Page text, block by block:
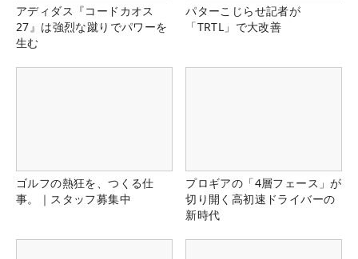
アディダス『コードカオス
27』は強烈な蹴りでパワーを
生む
パターこじらせ記者が
「TRTL」で大改善
ゴルフの熱狂を、つくる仕
事。｜スタッフ募集中
プロギアの「4層フェース」が
切り開く高初速ドライバーの
新時代